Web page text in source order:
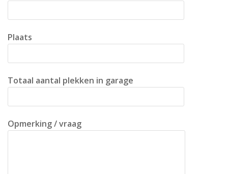
Plaats
Totaal aantal plekken in garage
Opmerking / vraag